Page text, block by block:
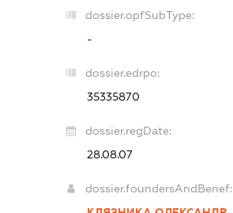
dossier.opfSubType:
-
dossier.edrpo:
35335870
dossier.regDate:
28.08.07
dossier.foundersAndBenef: